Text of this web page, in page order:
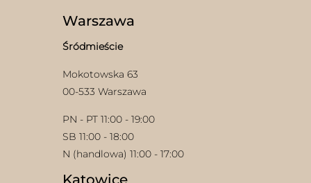
Warszawa
Śródmieście
Mokotowska 63
00-533 Warszawa
PN - PT 11:00 - 19:00
SB 11:00 - 18:00
N (handlowa) 11:00 - 17:00
Katowice